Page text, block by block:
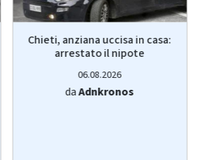
Chieti, anziana uccisa in casa:
arrestato il nipote
06.08.2026
daAdnkronos